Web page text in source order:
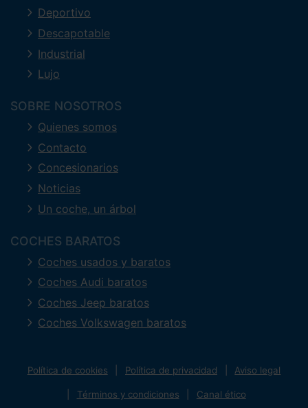
Deportivo
Descapotable
Industrial
Lujo
SOBRE NOSOTROS
Quienes somos
Contacto
Concesionarios
Noticias
Un coche, un árbol
COCHES BARATOS
Coches usados y baratos
Coches Audi baratos
Coches Jeep baratos
Coches Volkswagen baratos
Política de cookies Política de privacidad Aviso legal
Términos y condiciones Canal ético